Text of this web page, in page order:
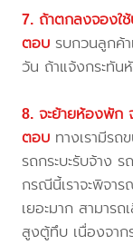
7. ถ้าตกลงจองใ
ตอบ รบกวนลูกค้
วัน ถ้าแจ้งกระทัน
8. จะย้ายห้องพัก
ตอบ ทางเรามีรถ
รถกระบะรับจ้าง
กรณีนี้เราจะพิจา
เยอะมาก สามาร
สูงตู้ทึบ เนื่องจาก